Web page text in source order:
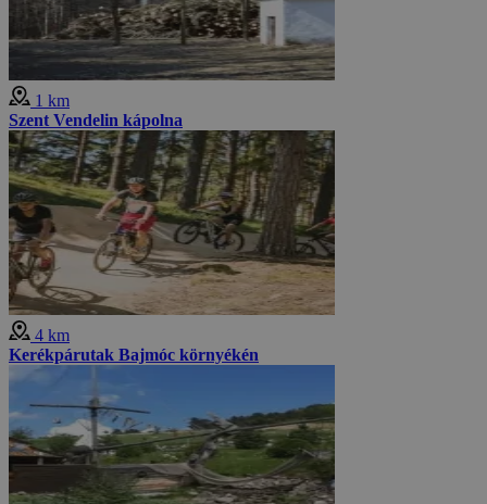
1 km
Szent Vendelin kápolna
4 km
Kerékpárutak Bajmóc környékén